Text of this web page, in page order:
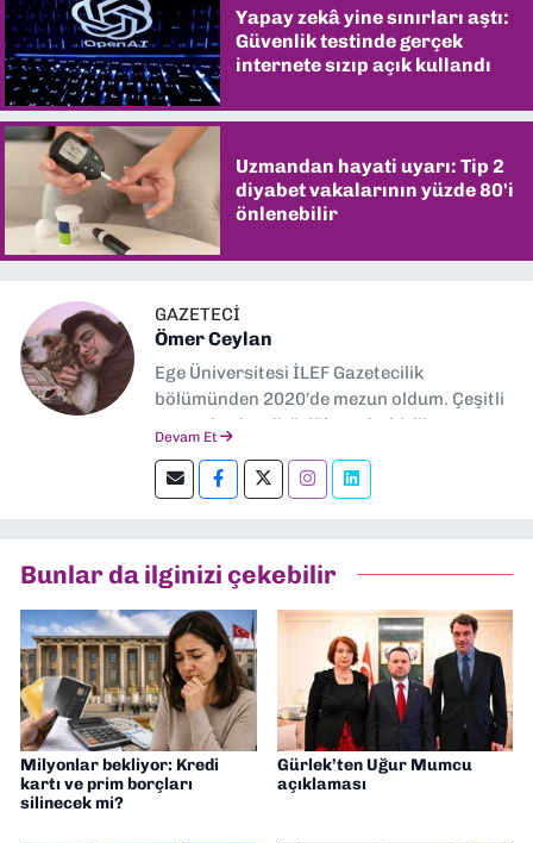
Yapay zekâ yine sınırları aştı:
Güvenlik testinde gerçek
internete sızıp açık kullandı
Uzmandan hayati uyarı: Tip 2
diyabet vakalarının yüzde 80'i
önlenebilir
GAZETECİ
Ömer Ceylan
Ege Üniversitesi İLEF Gazetecilik
bölümünden 2020'de mezun oldum. Çeşitli
gazetelerde editörlük, muhabirlik yaptım.
editörlük yapıyorum.
Devam Et
Bunlar da ilginizi çekebilir
Milyonlar bekliyor: Kredi
kartı ve prim borçları
silinecek mi?
Gürlek’ten Uğur Mumcu
açıklaması